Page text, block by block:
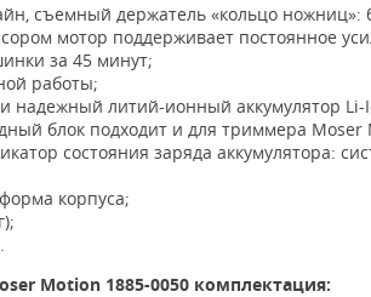
съемный держатель «кольцо
мотор поддерживает постоянное
за 45 минут;
работы;
надежный литий-ионный аккумулятор Li-
блок подходит и для триммера Moser
состояния заряда аккумулятора:
корпуса;
Motion 1885-0050 комплектация: